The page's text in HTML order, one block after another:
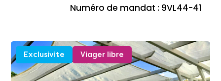
Numéro de mandat : 9VL44-41
Exclusivite Viager libre